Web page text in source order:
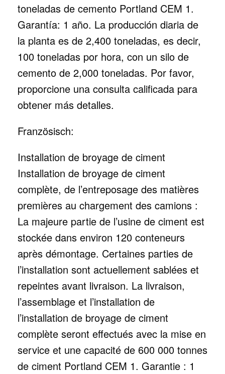
toneladas de cemento Portland CEM 1.
Garantía: 1 año. La producción diaria de
la planta es de 2,400 toneladas, es decir,
100 toneladas por hora, con un silo de
cemento de 2,000 toneladas. Por favor,
proporcione una consulta calificada para
obtener más detalles.
Französisch:
Installation de broyage de ciment
Installation de broyage de ciment
complète, de l’entreposage des matières
premières au chargement des camions :
La majeure partie de l’usine de ciment est
stockée dans environ 120 conteneurs
après démontage. Certaines parties de
l’installation sont actuellement sablées et
repeintes avant livraison. La livraison,
l’assemblage et l’installation de
l’installation de broyage de ciment
complète seront effectués avec la mise en
service et une capacité de 600 000 tonnes
de ciment Portland CEM 1. Garantie : 1